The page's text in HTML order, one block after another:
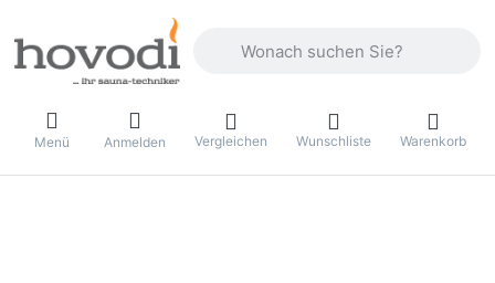
Menü Anmelden Vergleichen Wunschliste Warenkorb